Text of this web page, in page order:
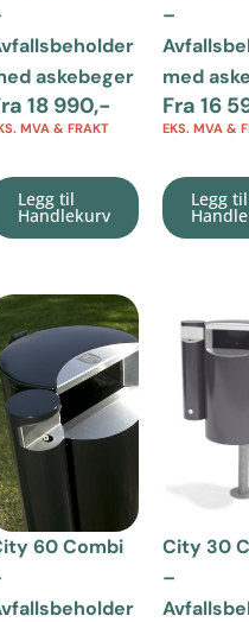
askebeger
18 990,-
MVA & FRAKT
Legg til
Handlekurv
–
med
Fra 16
EKS. MVA &
Legg til
60 Combi
City 30
–